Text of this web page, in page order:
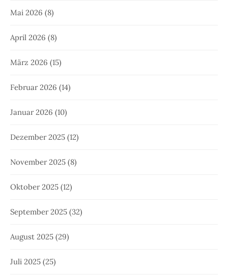
Mai 2026 (8)
April 2026 (8)
März 2026 (15)
Februar 2026 (14)
Januar 2026 (10)
Dezember 2025 (12)
November 2025 (8)
Oktober 2025 (12)
September 2025 (32)
August 2025 (29)
Juli 2025 (25)